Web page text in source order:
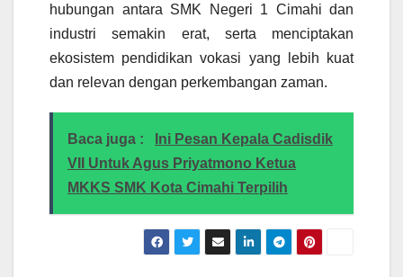
hubungan antara SMK Negeri 1 Cimahi dan
industri semakin erat, serta menciptakan
ekosistem pendidikan vokasi yang lebih kuat
dan relevan dengan perkembangan zaman.
Baca juga :
Ini Pesan Kepala Cadisdik
VII Untuk Agus Priyatmono Ketua
MKKS SMK Kota Cimahi Terpilih